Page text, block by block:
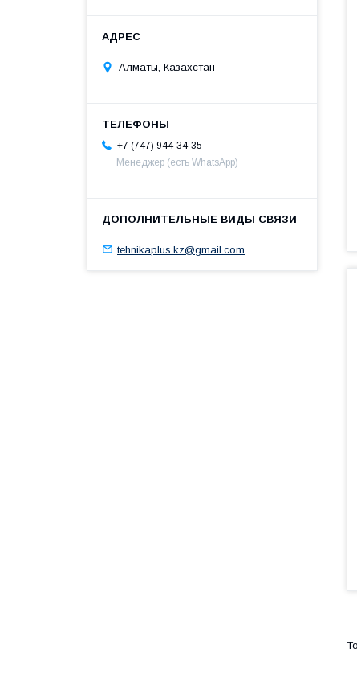
Алматы, Казахстан
+7 (747) 944-34-35
Менеджер (есть WhatsApp)
tehnikaplus.kz@gmail.com